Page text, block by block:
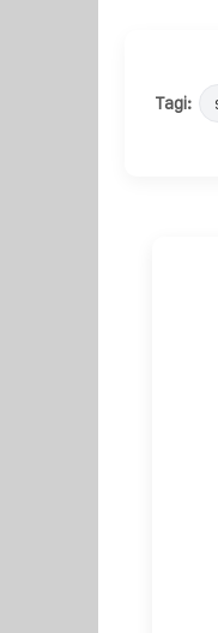
Tagi: